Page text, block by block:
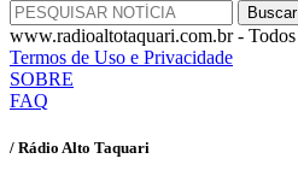
www.radioaltotaquari.com.br - Todos
Termos de Uso e Privacidade
SOBRE
FAQ
/ Rádio Alto Taquari